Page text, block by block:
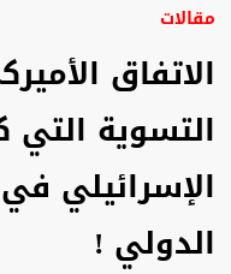
مقالات
الاتفاق
التسوية
الإسرائيلي
الدولي !